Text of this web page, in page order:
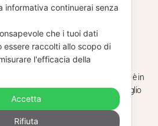
Vinili Usati | P.IVA 12240940960
informativa continuerai senza
che i tuoi dati
essere raccolti allo scopo di
l'efficacia della
Accetta
Rifiuta
CHIUSURA
ESTIVA
luglio al 31 agosto venditaviniliusati.it è in
estiva. Gli ordini ricevuti entro il 29 luglio
saranno spediti regolarmente.